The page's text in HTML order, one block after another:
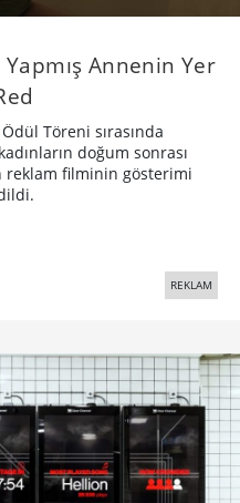
Annenin Yer
Töreni sırasında
doğum sonrası
reklam filminin gösterimi
REKLAM